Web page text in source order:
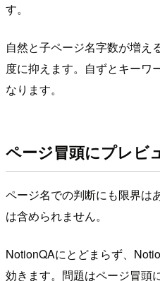
す。
自然と子ページ名字数が増え
度に抑えます。自ずとキーワ
なります。
ページ冒頭にプレビ
ページ名での判断にも限界は
は含められません。
NotionQAにとどまらず、
効きます。問題はページ冒頭